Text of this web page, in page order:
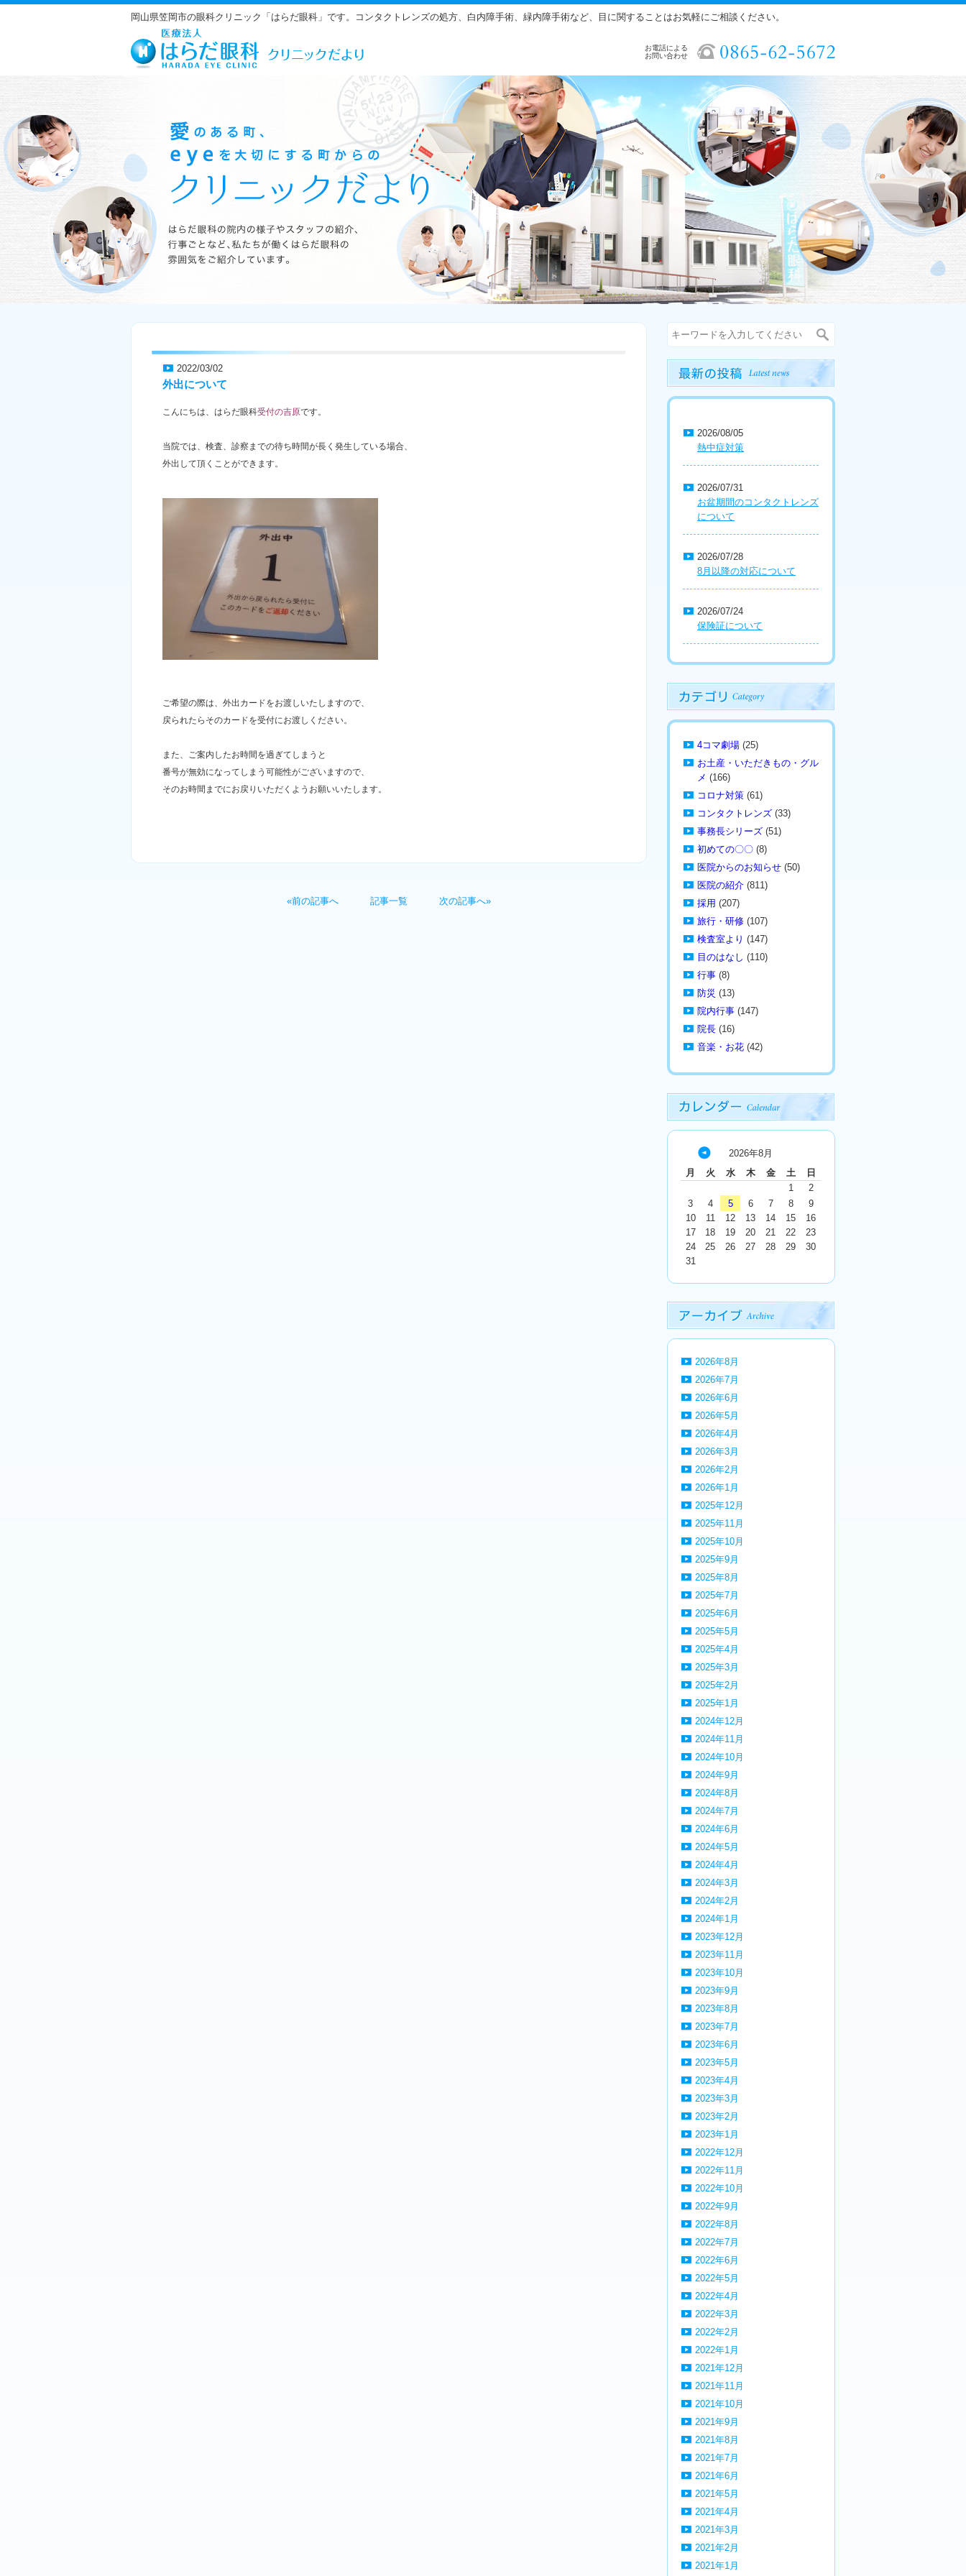
岡山県笠岡市の眼科クリニック「はらだ眼科」です。コンタクトレンズの処方、白内障手術、緑内障手術など、目に関することはお気軽にご相談ください。
お電話による
お問い合わせ
2022/03/02
外出について
こんにちは、はらだ眼科受付の吉原です。
当院では、検査、診察までの待ち時間が長く発生している場合、
外出して頂くことができます。
ご希望の際は、外出カードをお渡しいたしますので、
戻られたらそのカードを受付にお渡しください。
また、ご案内したお時間を過ぎてしまうと
番号が無効になってしまう可能性がございますので、
そのお時間までにお戻りいただくようお願いいたします。
«前の記事へ 記事一覧 次の記事へ»
2026/08/05
熱中症対策
2026/07/31
お盆期間のコンタクトレンズ
について
2026/07/28
8月以降の対応について
2026/07/24
保険証について
4コマ劇場 (25)
お土産・いただきもの・グル
メ (166)
コロナ対策 (61)
コンタクトレンズ (33)
事務長シリーズ (51)
初めての〇〇 (8)
医院からのお知らせ (50)
医院の紹介 (811)
採用 (207)
旅行・研修 (107)
検査室より (147)
目のはなし (110)
行事 (8)
防災 (13)
院内行事 (147)
院長 (16)
音楽・お花 (42)
2026年8月
月
火 水 木 金 土 日
« 7
月
1
2
3
4 5 6 7 8
9
10
11 12 13 14 15
16
17
18 19 20 21 22
23
24
25 26 27 28 29
30
31
2026年8月
2026年7月
2026年6月
2026年5月
2026年4月
2026年3月
2026年2月
2026年1月
2025年12月
2025年11月
2025年10月
2025年9月
2025年8月
2025年7月
2025年6月
2025年5月
2025年4月
2025年3月
2025年2月
2025年1月
2024年12月
2024年11月
2024年10月
2024年9月
2024年8月
2024年7月
2024年6月
2024年5月
2024年4月
2024年3月
2024年2月
2024年1月
2023年12月
2023年11月
2023年10月
2023年9月
2023年8月
2023年7月
2023年6月
2023年5月
2023年4月
2023年3月
2023年2月
2023年1月
2022年12月
2022年11月
2022年10月
2022年9月
2022年8月
2022年7月
2022年6月
2022年5月
2022年4月
2022年3月
2022年2月
2022年1月
2021年12月
2021年11月
2021年10月
2021年9月
2021年8月
2021年7月
2021年6月
2021年5月
2021年4月
2021年3月
2021年2月
2021年1月